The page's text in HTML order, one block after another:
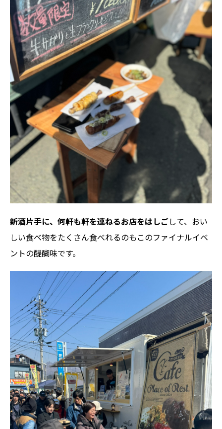
新酒片手に、何軒も軒を連ねるお店をはしごして、おい
しい食べ物をたくさん食べれるのもこのファイナルイベ
ントの醍醐味です。